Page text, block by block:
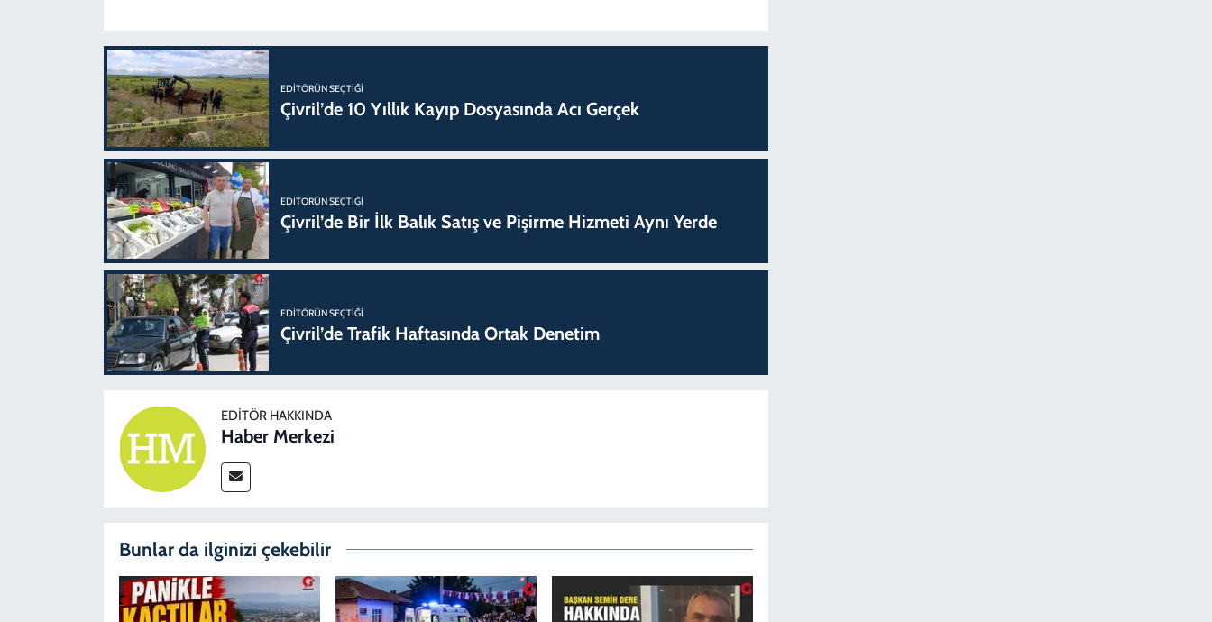
EDITÖRÜN SEÇTIĞI
Çivril’de 10 Yıllık Kayıp Dosyasında Acı Gerçek
EDITÖRÜN SEÇTIĞI
Çivril’de Bir İlk Balık Satış ve Pişirme Hizmeti Aynı Yerde
EDITÖRÜN SEÇTIĞI
Çivril’de Trafik Haftasında Ortak Denetim
EDITÖR HAKKINDA
Haber Merkezi
Bunlar da ilginizi çekebilir